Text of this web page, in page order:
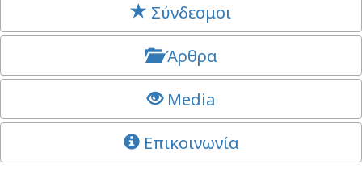
Σύνδεσμοι
Άρθρα
Media
Επικοινωνία